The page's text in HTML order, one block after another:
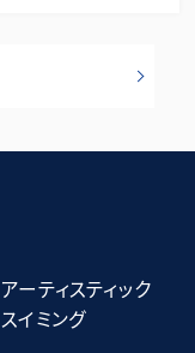
アーティスティック
スイミング